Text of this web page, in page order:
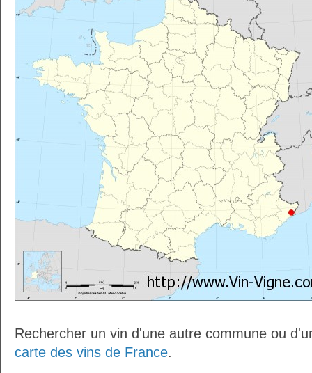
Rechercher un vin d'une autre commune ou
carte des vins de France.